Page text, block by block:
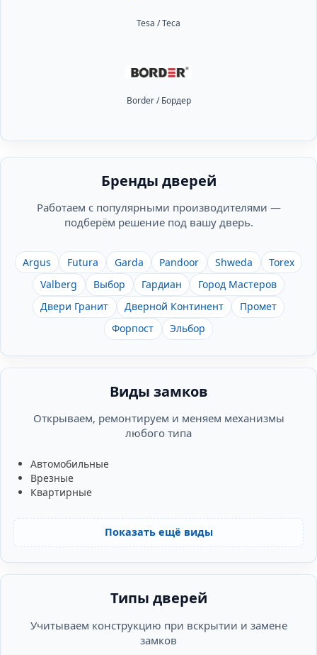
Tesa / Теса
Border / Бордер
Бренды дверей
Работаем с популярными производителями —
подберём решение под вашу дверь.
Argus Futura Garda Pandoor Shweda
Torex
Valberg
Выбор Гардиан
Город Мастеров
Двери Гранит
Дверной Континент
Промет
Форпост
Эльбор
Виды замков
Открываем, ремонтируем и меняем механизмы
любого типа
Автомобильные
Врезные
Квартирные
Показать ещё виды
Типы дверей
Учитываем конструкцию при вскрытии и замене
замков